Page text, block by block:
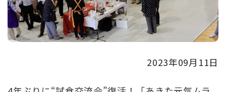
2023年09月11日